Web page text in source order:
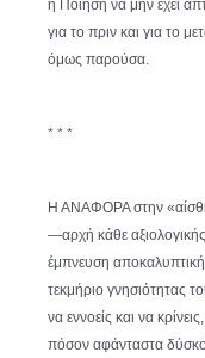
η Ποίηση να μην έχει
για το πριν και για το
όμως παρούσα.
* * *
Η ΑΝΑΦΟΡΑ στην
—αρχή κάθε
έμπνευση
τεκμήριο γνησιότητας
να εννοείς και να
πόσον αφάνταστα